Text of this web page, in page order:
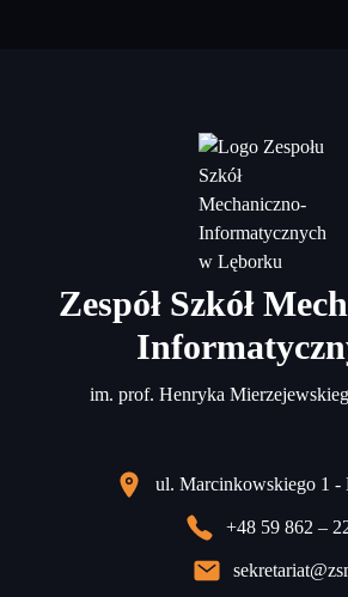
Zespół Szkół
im. prof. Henryka
ul. Marcinkowskiego 1 -
+48 59 862 –